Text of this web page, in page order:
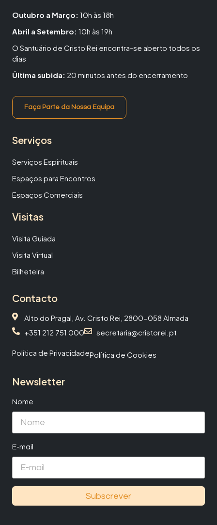
Outubro a Março: 10h às 18h
Abril a Setembro: 10h às 19h
O Santuário de Cristo Rei encontra-se aberto todos os
dias
Última subida: 20 minutos antes do encerramento
Faça Parte da Nossa Equipa
Serviços
Serviços Espirituais
Espaços para Encontros
Espaços Comerciais
Visitas
Visita Guiada
Visita Virtual
Bilheteira
Contacto
Alto do Pragal, Av. Cristo Rei, 2800-058 Almada
+351 212 751 000
secretaria@cristorei.pt
Política de PrivacidadePolítica de Cookies
Newsletter
Nome
E-mail
Subscrever